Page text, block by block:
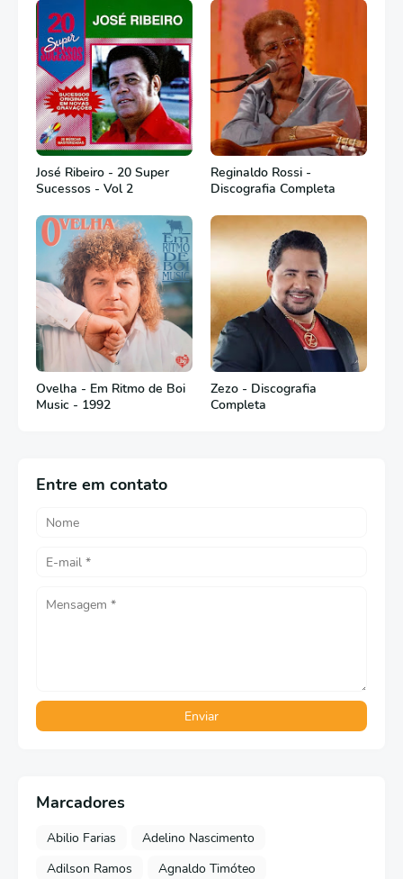
José Ribeiro - 20 Super
Sucessos - Vol 2
Reginaldo Rossi -
Discografia Completa
Ovelha - Em Ritmo de Boi
Music - 1992
Zezo - Discografia
Completa
Entre em contato
Marcadores
Abilio Farias
Adelino Nascimento
Adilson Ramos
Agnaldo Timóteo